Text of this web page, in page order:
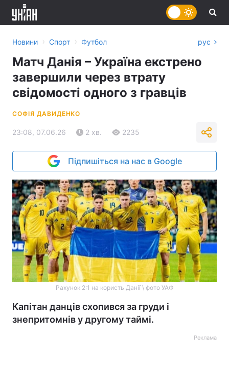
Новини › Спорт › Футбол рус
Матч Данія – Україна екстрено
завершили через втрату
свідомості одного з гравців
СОФІЯ ДАВИДЕНКО
23:08, 07.06.26 2 хв. 2235
Підпишіться на нас в Google
Рахунок 2:1 на користь Данії \ фото УАФ
Капітан данців схопився за груди і
знепритомнів у другому таймі.
Реклама